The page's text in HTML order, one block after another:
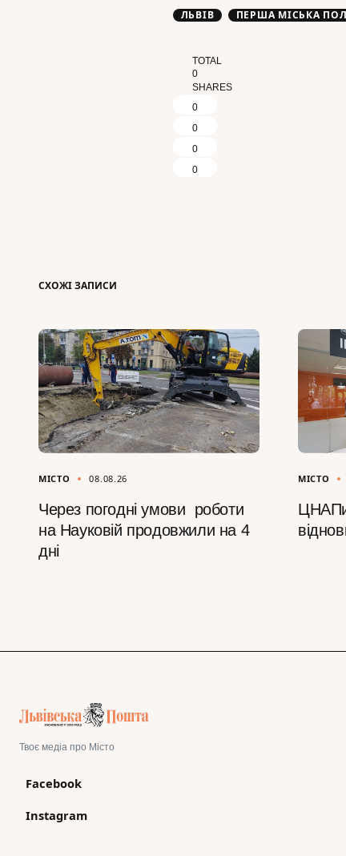
ЛЬВІВ ПЕРША МІСЬКА
TOTAL
0
SHARES
0
0
0
0
СХОЖІ ЗАПИСИ
МІСТО 08.08.26
Через погодні умови роботи
на Науковій продовжили на 4
дні
МІСТО
ЦНАПи
Твоє медіа про Місто
Facebook
Instagram